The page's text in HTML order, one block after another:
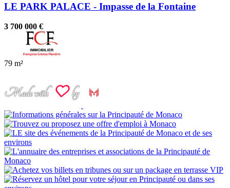
LE PARK PALACE - Impasse de la Fontaine
3 700 000 €
79 m²